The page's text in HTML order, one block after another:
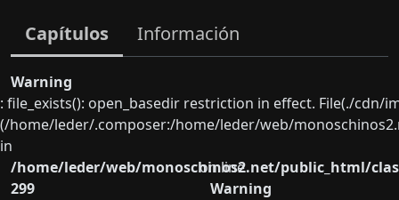
Capítulos Información
Warning
: file_exists(): open_basedir restriction in effect. File(./
(/home/leder/.composer:/home/leder/web/
in
/home/leder/web/monoschinos2.net/public_html/
on line
299
Warning